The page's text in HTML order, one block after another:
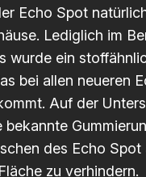
Echo Spot
Lediglich im
wurde ein
bei allen neueren
Auf der
bekannte
des Echo Spot
zu verhindern.